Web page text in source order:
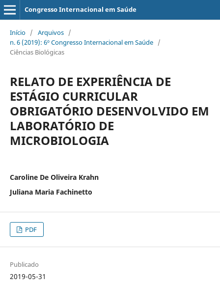
Congresso Internacional em Saúde
Início / Arquivos /
n. 6 (2019): 6º Congresso Internacional em Saúde /
Ciências Biológicas
RELATO DE EXPERIÊNCIA DE
ESTÁGIO CURRICULAR
OBRIGATÓRIO DESENVOLVIDO EM
LABORATÓRIO DE
MICROBIOLOGIA
Caroline De Oliveira Krahn
Juliana Maria Fachinetto
PDF
Publicado
2019-05-31